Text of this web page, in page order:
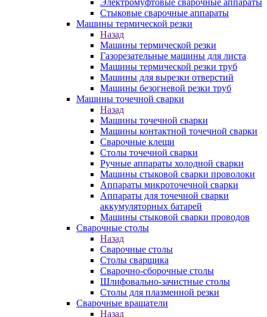
Электромуфтовые сварочные аппараты
Стыковые сварочные аппараты
Машины термической резки
Назад
Машины термической резки
Газорезательные машины для листа
Машины термической резки труб
Машины для вырезки отверстий
Машины безогневой резки труб
Машины точечной сварки
Назад
Машины точечной сварки
Машины контактной точечной сварки
Сварочные клещи
Столы точечной сварки
Ручные аппараты холодной сварки
Машины стыковой сварки проволоки
Аппараты микроточечной сварки
Аппараты для точечной сварки
аккумуляторных батарей
Машины стыковой сварки проводов
Сварочные столы
Назад
Сварочные столы
Столы сварщика
Сварочно-сборочные столы
Шлифовально-зачистные столы
Столы для плазменной резки
Сварочные вращатели
Назад